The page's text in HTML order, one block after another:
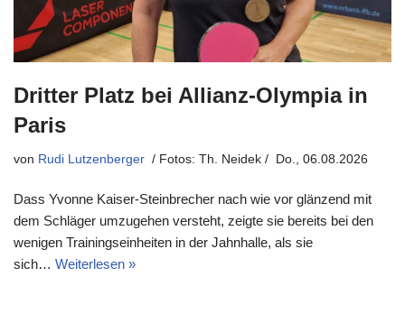
Dritter Platz bei Allianz-Olympia in
Paris
von Rudi Lutzenberger Do., 06.08.2026
Dass Yvonne Kaiser-Steinbrecher nach wie vor glänzend mit
dem Schläger umzugehen versteht, zeigte sie bereits bei den
wenigen Trainingseinheiten in der Jahnhalle, als sie
sich… Weiterlesen »